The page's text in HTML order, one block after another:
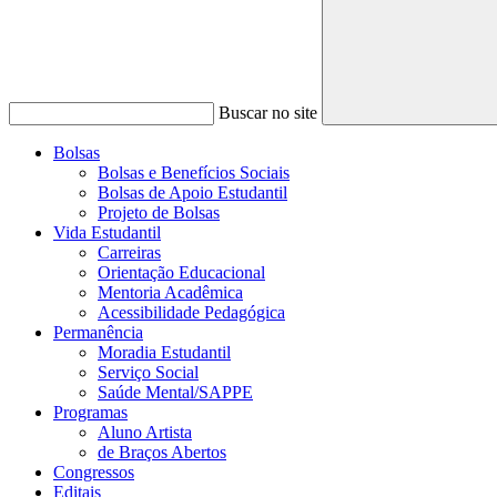
Buscar no site
Bolsas
Bolsas e Benefícios Sociais
Bolsas de Apoio Estudantil
Projeto de Bolsas
Vida Estudantil
Carreiras
Orientação Educacional
Mentoria Acadêmica
Acessibilidade Pedagógica
Permanência
Moradia Estudantil
Serviço Social
Saúde Mental/SAPPE
Programas
Aluno Artista
de Braços Abertos
Congressos
Editais